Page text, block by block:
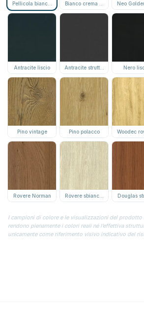
Pellicola bianca strutturaBianco crema strutturaNeo
Antracite liscio Antracite struttura Nero
Pino vintage Pino polacco Woodec
Rovere Norman Rovere sbiancato Douglas
I campioni di colore e le visualizzazioni del
rendono pienamente i colori reali né l’effettiva
unicamente come riferimento visivo indicativo del